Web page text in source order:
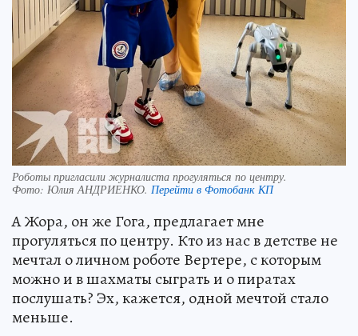
Роботы пригласили журналиста прогуляться по центру.
Фото: Юлия АНДРИЕНКО. Перейти в Фотобанк КП
А Жора, он же Гога, предлагает мне
прогуляться по центру. Кто из нас в детстве не
мечтал о личном роботе Вертере, с которым
можно и в шахматы сыграть и о пиратах
послушать? Эх, кажется, одной мечтой стало
меньше.